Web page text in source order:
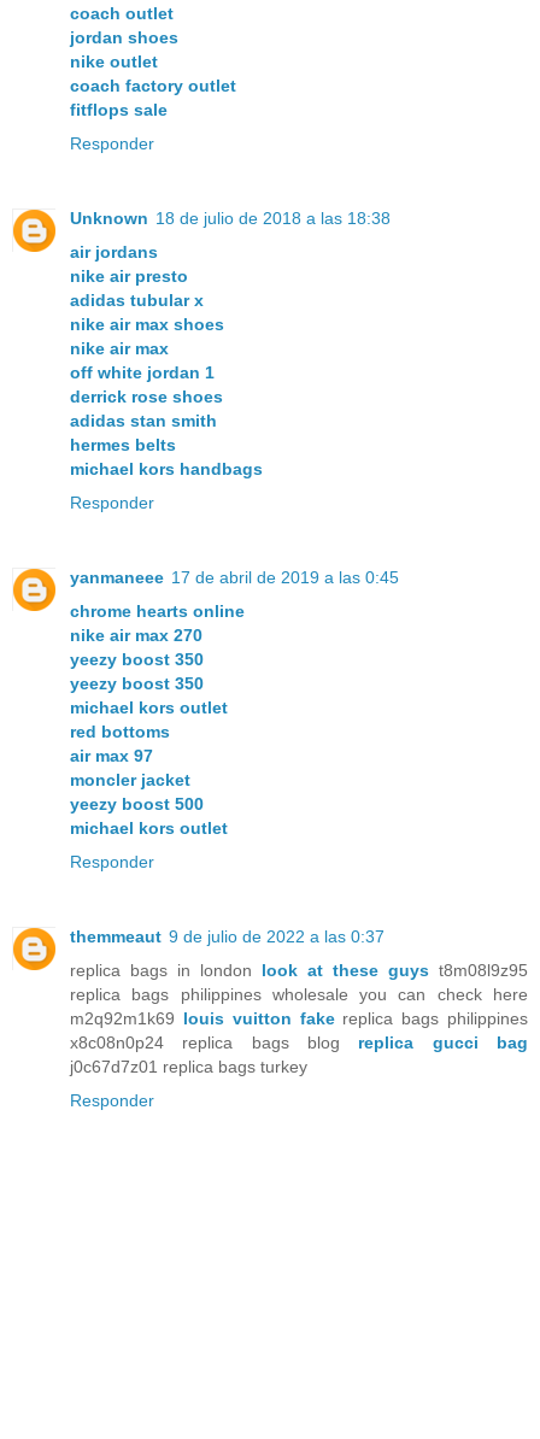
coach outlet
jordan shoes
nike outlet
coach factory outlet
fitflops sale
Responder
Unknown 18 de julio de 2018 a las 18:38
air jordans
nike air presto
adidas tubular x
nike air max shoes
nike air max
off white jordan 1
derrick rose shoes
adidas stan smith
hermes belts
michael kors handbags
Responder
yanmaneee 17 de abril de 2019 a las 0:45
chrome hearts online
nike air max 270
yeezy boost 350
yeezy boost 350
michael kors outlet
red bottoms
air max 97
moncler jacket
yeezy boost 500
michael kors outlet
Responder
themmeaut 9 de julio de 2022 a las 0:37
replica bags in london look at these guys t8m08l9z95
replica bags philippines wholesale you can check here
m2q92m1k69 louis vuitton fakereplica bags philippines
x8c08n0p24 replica bags blog replica gucci bag
j0c67d7z01 replica bags turkey
Responder